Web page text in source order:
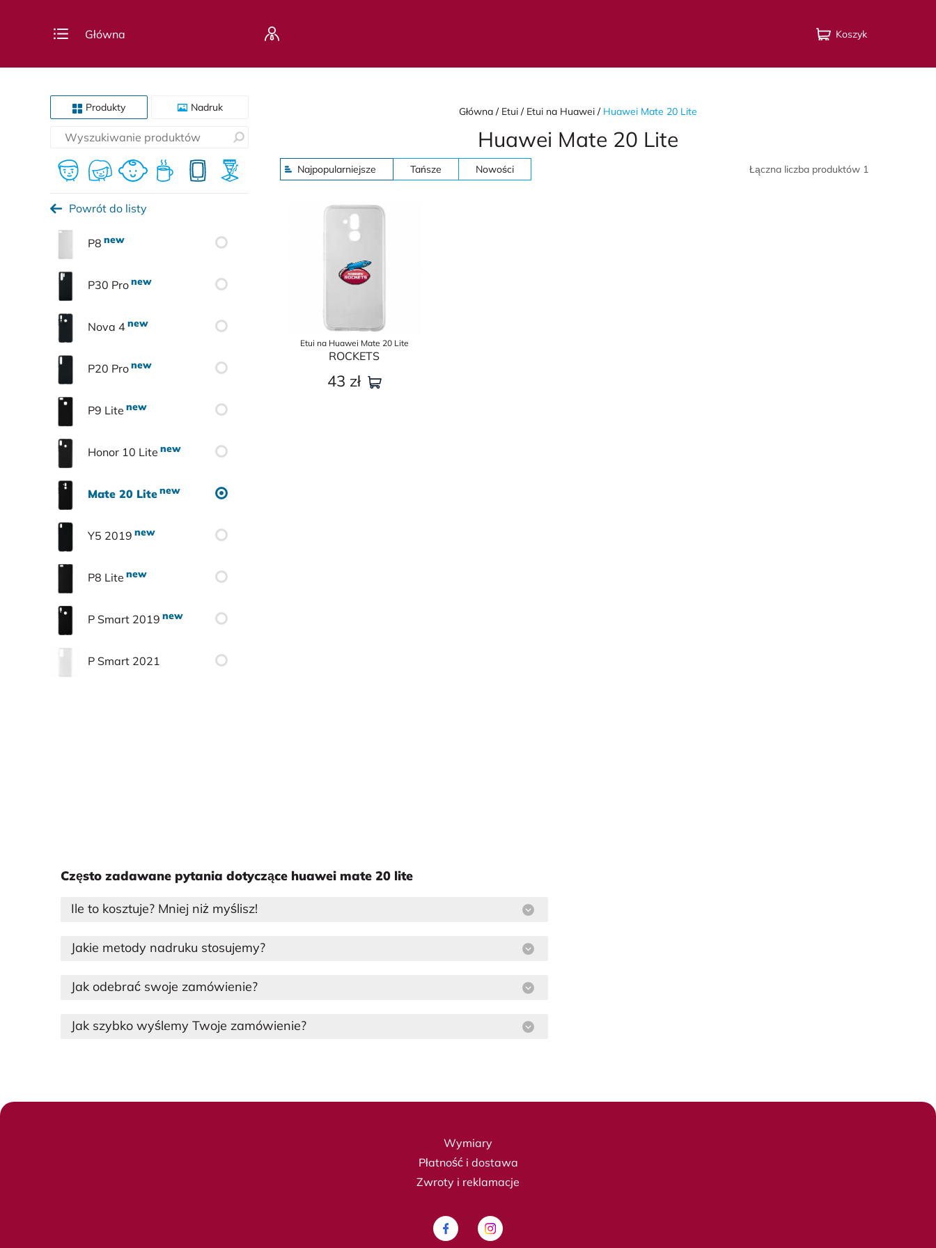
Główna Koszyk
Produkty Nadruk
Powrót do listy
P8
P30 Pro
Nova 4
P20 Pro
P9 Lite
Honor 10 Lite
Mate 20 Lite
Y5 2019
P8 Lite
P Smart 2019
P Smart 2021
Główna Etui Etui na Huawei Huawei Mate 20 Lite
Huawei Mate 20 Lite
Najpopularniejsze Tańsze Nowości Łączna liczba produktów 1
Etui na Huawei Mate 20 Lite
ROСKETS
43 zł
Często zadawane pytania dotyczące huawei mate 20 lite
Ile to kosztuje? Mniej niż myślisz!
Jakie metody nadruku stosujemy?
Jak odebrać swoje zamówienie?
Jak szybko wyślemy Twoje zamówienie?
Wymiary
Płatność i dostawa
Zwroty i reklamacje